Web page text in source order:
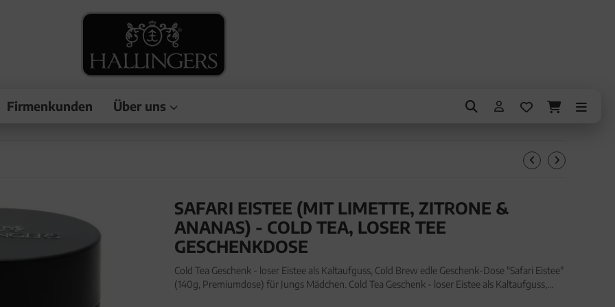
Firmenkunden Über uns
SAFARI EISTEE (MIT LIMETTE, ZITRONE &
ANANAS) - COLD TEA, LOSER TEE
GESCHENKDOSE
Cold Tea Geschenk - loser Eistee als Kaltaufguss, Cold Brew edle Geschenk-Dose "Safari Eistee"
(140g, Premiumdose) für Jungs Mädchen. Cold Tea Geschenk - loser Eistee als Kaltaufguss,